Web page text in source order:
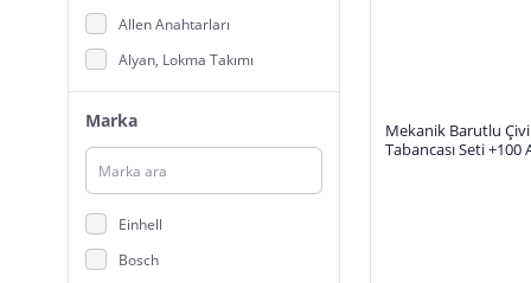
Allen Anahtarları
Alyan, Lokma Takımı
Arduino Parçaları ve Setleri
Avuç Taşlama
Ayakkabı,Terlik Aksesuarları
Marka
Einhell
Bosch
Mekanik Barutlu
Tabancası Seti